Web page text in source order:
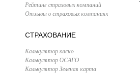
Рейтинг страховых компаний
Отзывы о страховых компаниях
СТРАХОВАНИЕ
Калькулятор каско
Калькулятор ОСАГО
Калькулятор Зеленая карта